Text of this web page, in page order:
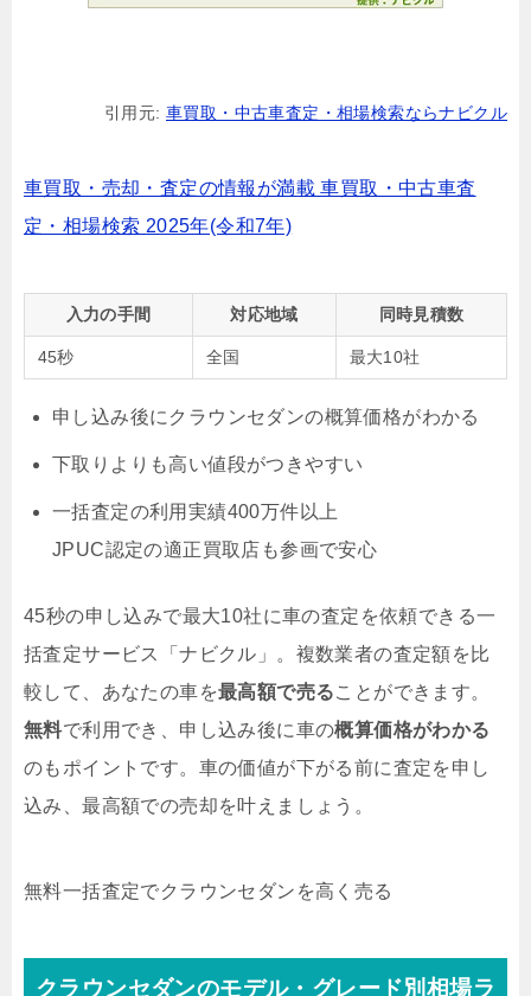
引用元: 車買取・中古車査定・相場検索ならナビクル
車買取・売却・査定の情報が満載 車買取・中古車査
定・相場検索 2025年(令和7年)
入力の手間 対応地域 同時見積数
45秒 全国 最大10社
申し込み後にクラウンセダンの概算価格がわかる
下取りよりも高い値段がつきやすい
一括査定の利用実績400万件以上
JPUC認定の適正買取店も参画で安心
45秒の申し込みで最大10社に車の査定を依頼できる一
括査定サービス「ナビクル」。複数業者の査定額を比
較して、あなたの車を最高額で売ることができます。
無料で利用でき、申し込み後に車の概算価格がわかる
のもポイントです。車の価値が下がる前に査定を申し
込み、最高額での売却を叶えましょう。
無料一括査定でクラウンセダンを高く売る
クラウンセダンのモデル・グレード別相場ラ